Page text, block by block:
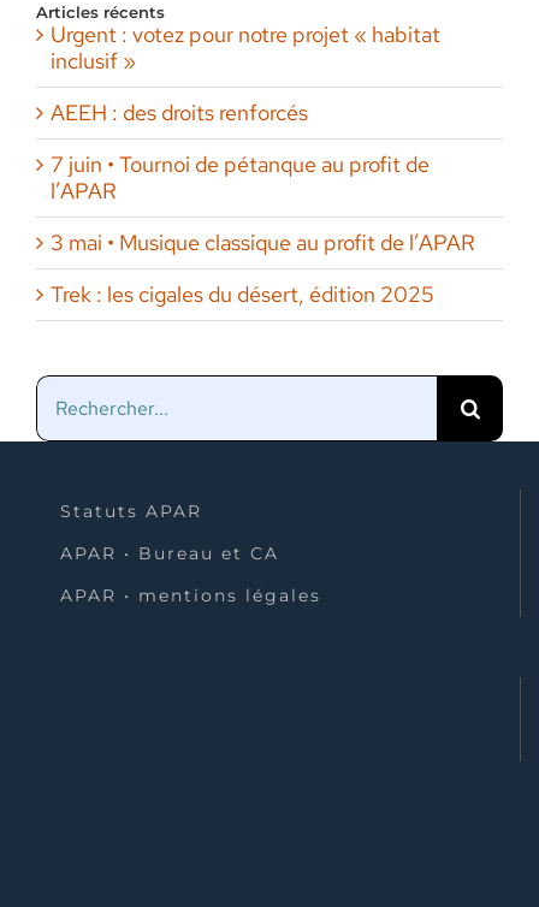
Articles récents
Urgent : votez pour notre projet « habitat
inclusif »
AEEH : des droits renforcés
7 juin • Tournoi de pétanque au profit de
l’APAR
3 mai • Musique classique au profit de l’APAR
Trek : les cigales du désert, édition 2025
Rechercher:
Statuts APAR
APAR • Bureau et CA
APAR • mentions légales